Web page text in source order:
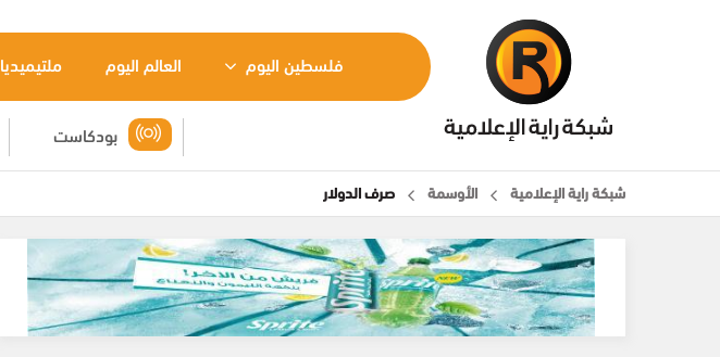
فلسطين اليوم العالم اليوم ملتيميديا
بودكاست
شبكة راية الإعلامية الأوسمة صرف الدولار